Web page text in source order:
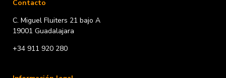
Contacto
C. Miguel Fluiters 21 bajo A
19001 Guadalajara
+34 911 920 280